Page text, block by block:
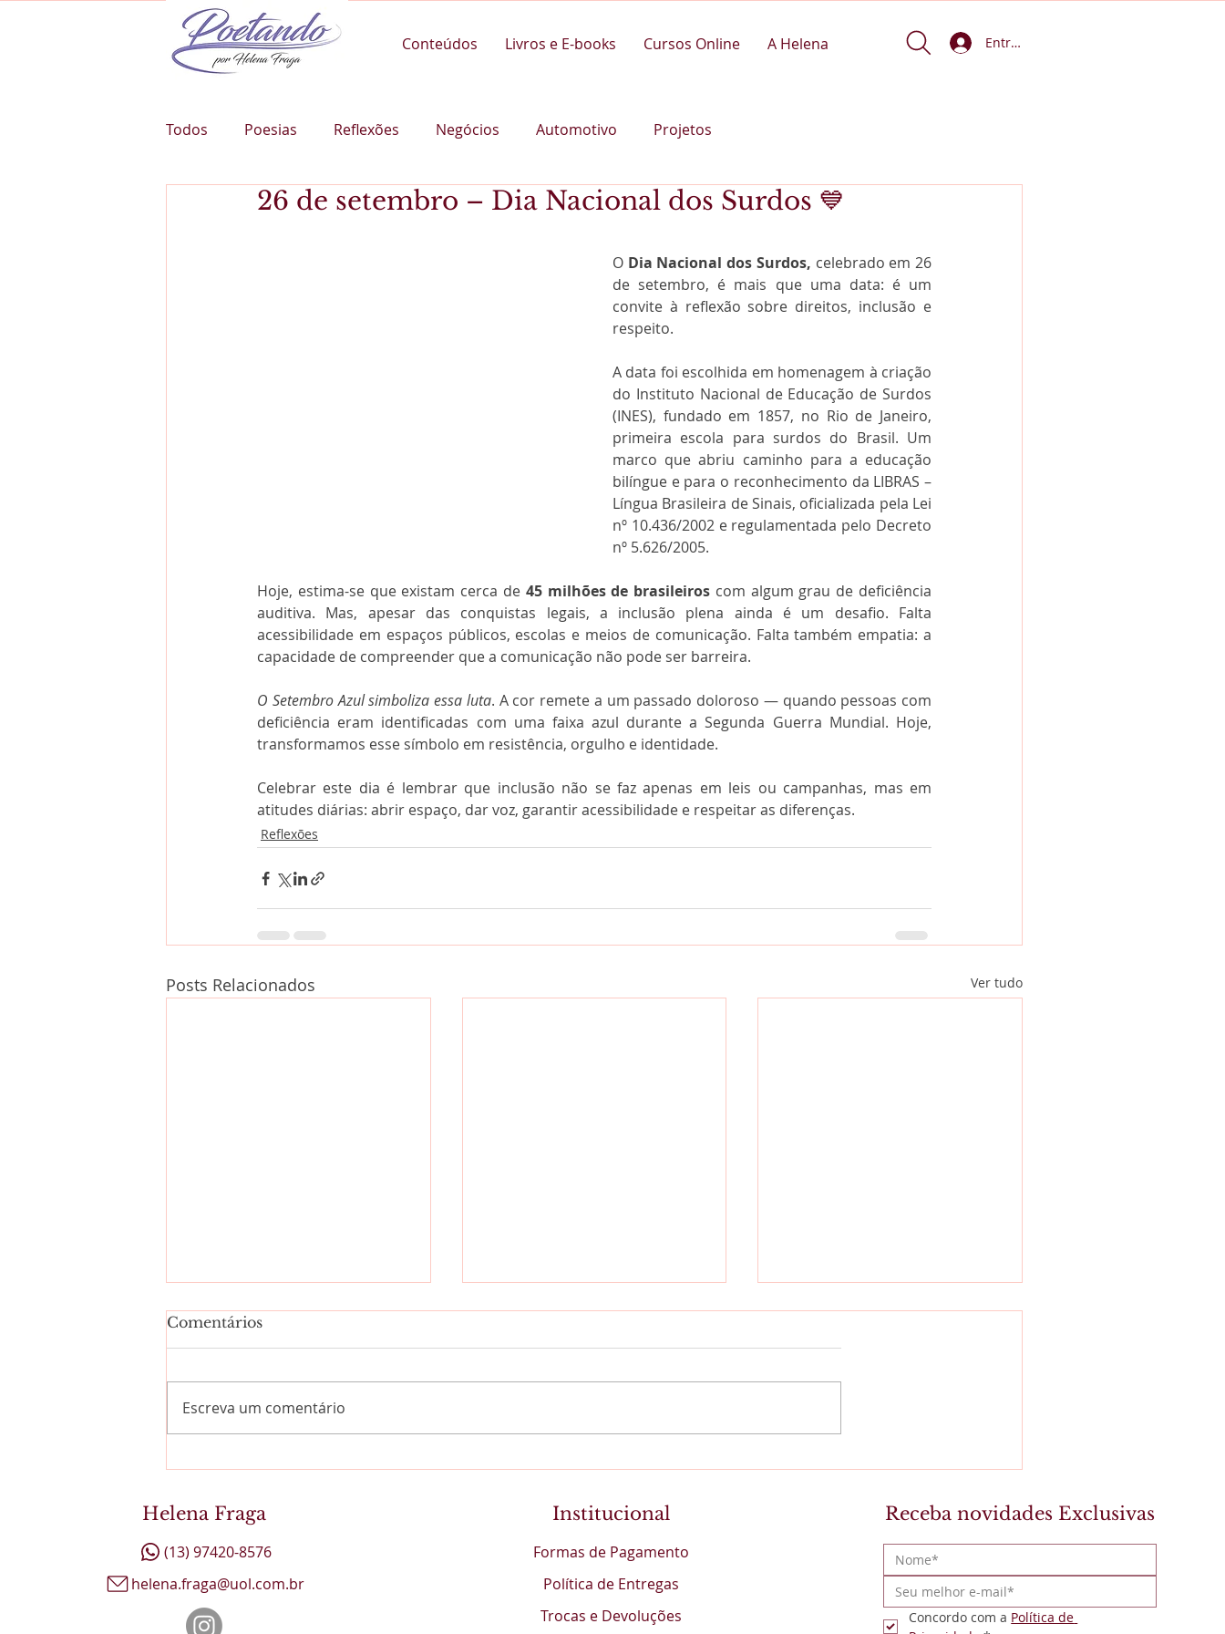
Conteúdos Livros e E-books Cursos Online A Helena Entrar
Todos Poesias Reflexões Negócios Automotivo Projetos
26 de setembro – Dia Nacional dos Surdos 💙
O Dia Nacional dos Surdos, celebrado em 26
de setembro, é mais que uma data: é um
convite à reflexão sobre direitos, inclusão e
respeito.
A data foi escolhida em homenagem à criação
do Instituto Nacional de Educação de Surdos
(INES), fundado em 1857, no Rio de Janeiro,
primeira escola para surdos do Brasil. Um
marco que abriu caminho para a educação
bilíngue e para o reconhecimento da LIBRAS –
Língua Brasileira de Sinais, oficializada pela Lei
nº 10.436/2002 e regulamentada pelo Decreto
nº 5.626/2005.
Hoje, estima-se que existam cerca de 45 milhões de brasileiros com algum grau de deficiência
auditiva. Mas, apesar das conquistas legais, a inclusão plena ainda é um desafio. Falta
acessibilidade em espaços públicos, escolas e meios de comunicação. Falta também empatia: a
capacidade de compreender que a comunicação não pode ser barreira.
O Setembro Azul simboliza essa luta. A cor remete a um passado doloroso — quando pessoas com
deficiência eram identificadas com uma faixa azul durante a Segunda Guerra Mundial. Hoje,
transformamos esse símbolo em resistência, orgulho e identidade.
Celebrar este dia é lembrar que inclusão não se faz apenas em leis ou campanhas, mas em
atitudes diárias: abrir espaço, dar voz, garantir acessibilidade e respeitar as diferenças.
Reflexões
Posts Relacionados Ver tudo
Comentários
Escreva um comentário
Helena Fraga
(13) 97420-8576
helena.fraga@uol.com.br
Institucional
Formas de Pagamento
Política de Entregas
Trocas e Devoluções
Receba novidades Exclusivas
Concordo com a Política de